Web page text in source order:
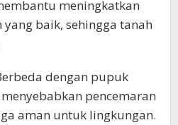
meningkatkan
baik, sehingga tanah
dengan pupuk
pencemaran
aman untuk lingkungan.